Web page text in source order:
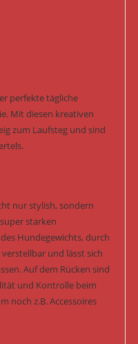
perfekte tägliche
Mit diesen kreativen
zum Laufsteg und sind
nur stylish, sondern
starken
Hundegewichts, durch
und lässt sich
Auf dem Rücken sind
und Kontrolle beim
noch z.B. Accessoires